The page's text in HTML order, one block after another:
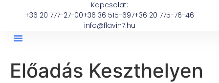
Kapcsolat:
+36 20 777-27-00+36 36 515-697+36 20 775-76-46
info@flavin7.hu
Előadás Keszthelyen